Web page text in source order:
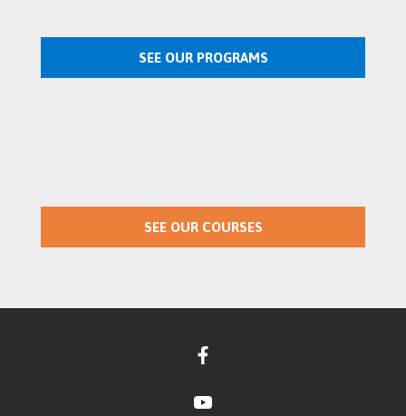
SEE OUR PROGRAMS
SEE OUR COURSES